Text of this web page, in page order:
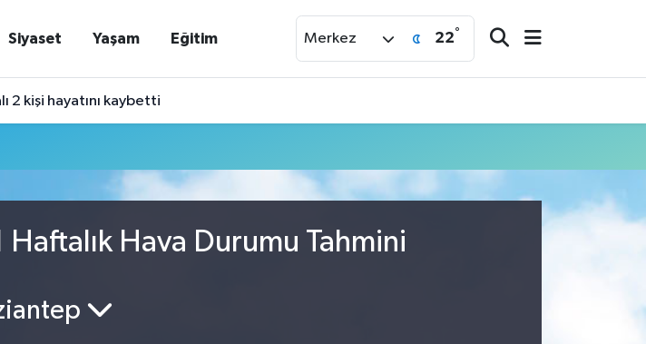
Siyaset Yaşam Eğitim Merkez 22°
2 kişi hayatını kaybetti
Haftalık Hava Durumu Tahmini